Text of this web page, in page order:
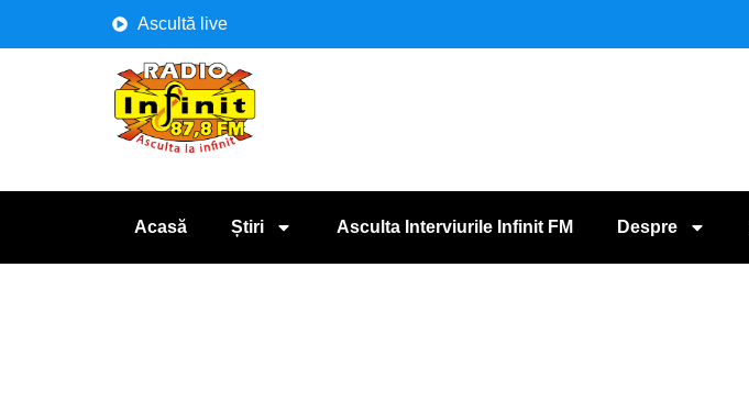
Ascultă live
Acasă Știri Asculta Interviurile Infinit FM Despre